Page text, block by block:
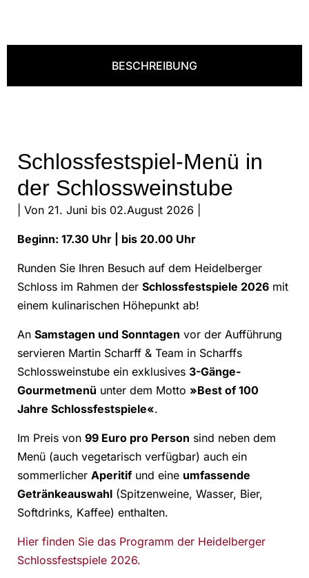
BESCHREIBUNG
Schlossfestspiel-Menü in
der Schlossweinstube
| Von 21. Juni bis 02.August 2026 |
Beginn: 17.30 Uhr | bis 20.00 Uhr
Runden Sie Ihren Besuch auf dem Heidelberger
Schloss im Rahmen der Schlossfestspiele 2026 mit
einem kulinarischen Höhepunkt ab!
An Samstagen und Sonntagen vor der Aufführung
servieren Martin Scharff & Team in Scharffs
Schlossweinstube ein exklusives 3-Gänge-
Gourmetmenü unter dem Motto »Best of 100
Jahre Schlossfestspiele«.
Im Preis von 99 Euro pro Person sind neben dem
Menü (auch vegetarisch verfügbar) auch ein
sommerlicher Aperitifund eine umfassende
Getränkeauswahl (Spitzenweine, Wasser, Bier,
Softdrinks, Kaffee) enthalten.
Hier finden Sie das Programm der Heidelberger
Schlossfestspiele 2026.